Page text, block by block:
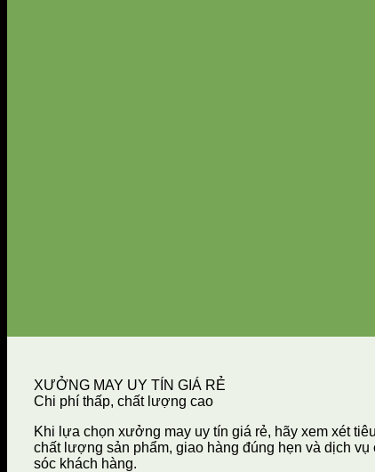
XƯỞNG MAY UY TÍN GIÁ RẺ
Chi phí thấp, chất lượng cao
Khi lựa chọn xưởng may uy tín giá rẻ, hãy xem xét
chất lượng sản phẩm, giao hàng đúng hẹn và dịch vụ
sóc khách hàng.